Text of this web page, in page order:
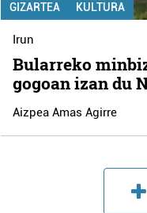
GIZARTEA KULTURA
Irun
Bularreko
gogoan izan du
Aizpea Amas Agirre